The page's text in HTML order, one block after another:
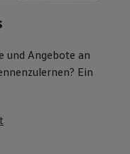
und Angebote an
Ein